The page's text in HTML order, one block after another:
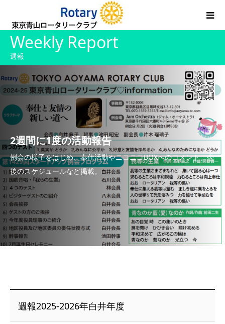
Weekly Report
週報
2週間に1度の活動報告
例会の様子をはじめ、奉仕活動やニコニコBOXへのコメント、今
後のスケジュールなど掲載。
週報2025-2026年白井年度